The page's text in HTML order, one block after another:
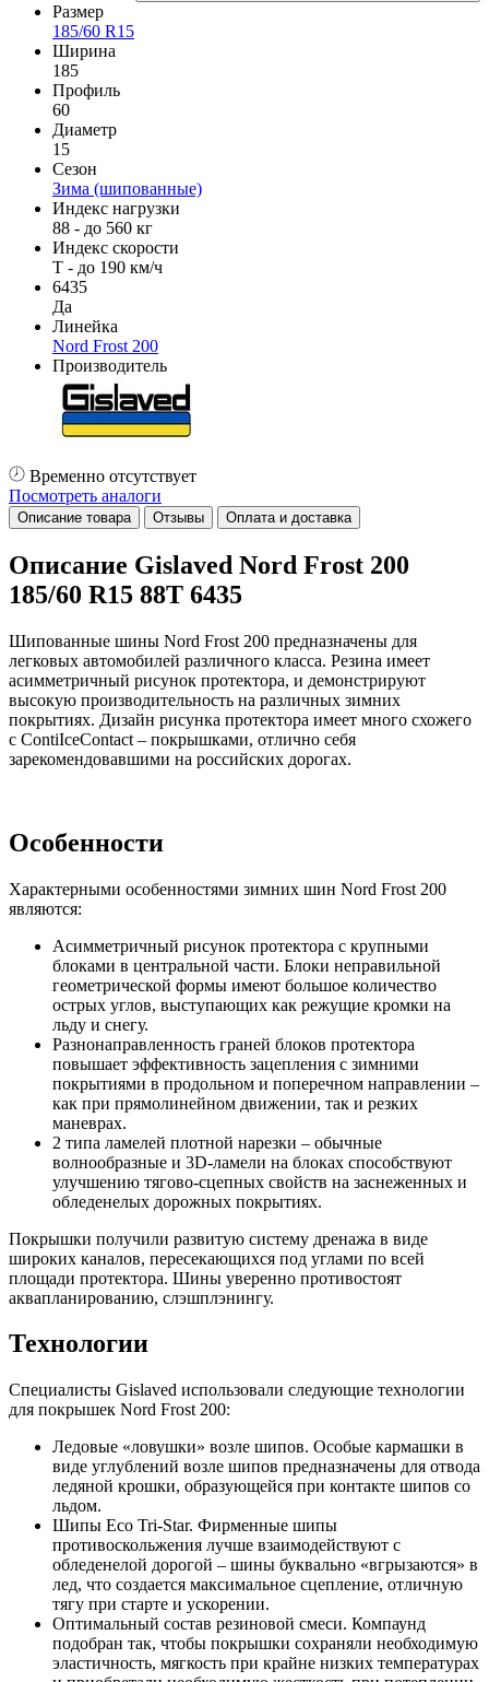
Размер
185/60 R15
Ширина
185
Профиль
60
Диаметр
15
Сезон
Зима (шипованные)
Индекс нагрузки
88 - до 560 кг
Индекс скорости
T - до 190 км/ч
6435
Да
Линейка
Nord Frost 200
Производитель
Временно отсутствует
Посмотреть аналоги
Описание товара Отзывы Оплата и доставка
Описание Gislaved Nord Frost 200
185/60 R15 88T 6435
Шипованные шины Nord Frost 200 предназначены для
легковых автомобилей различного класса. Резина имеет
асимметричный рисунок протектора, и демонстрируют
высокую производительность на различных зимних
покрытиях. Дизайн рисунка протектора имеет много схожего
с ContiIceContact – покрышками, отлично себя
зарекомендовавшими на российских дорогах.
Особенности
Характерными особенностями зимних шин Nord Frost 200
являются:
Асимметричный рисунок протектора с крупными
блоками в центральной части. Блоки неправильной
геометрической формы имеют большое количество
острых углов, выступающих как режущие кромки на
льду и снегу.
Разнонаправленность граней блоков протектора
повышает эффективность зацепления с зимними
покрытиями в продольном и поперечном направлении –
как при прямолинейном движении, так и резких
маневрах.
2 типа ламелей плотной нарезки – обычные
волнообразные и 3D-ламели на блоках способствуют
улучшению тягово-сцепных свойств на заснеженных и
обледенелых дорожных покрытиях.
Покрышки получили развитую систему дренажа в виде
широких каналов, пересекающихся под углами по всей
площади протектора. Шины уверенно противостоят
аквапланированию, слэшплэнингу.
Технологии
Специалисты Gislaved использовали следующие технологии
для покрышек Nord Frost 200:
Ледовые «ловушки» возле шипов. Особые кармашки в
виде углублений возле шипов предназначены для отвода
ледяной крошки, образующейся при контакте шипов со
льдом.
Шипы Eco Tri-Star. Фирменные шипы
противоскольжения лучше взаимодействуют с
обледенелой дорогой – шины буквально «вгрызаются» в
лед, что создается максимальное сцепление, отличную
тягу при старте и ускорении.
Оптимальный состав резиновой смеси. Компаунд
подобран так, чтобы покрышки сохраняли необходимую
эластичность, мягкость при крайне низких температурах